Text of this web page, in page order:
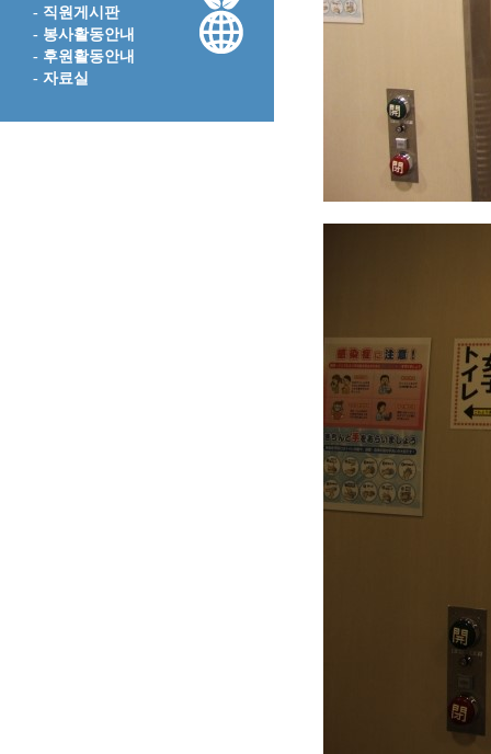
- 직원게시판
- 봉사활동안내
- 후원활동안내
- 자료실